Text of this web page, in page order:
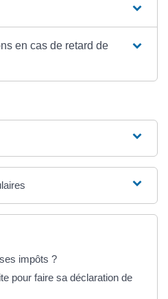
en cas de retard de
impôts ?
pour faire sa déclaration de